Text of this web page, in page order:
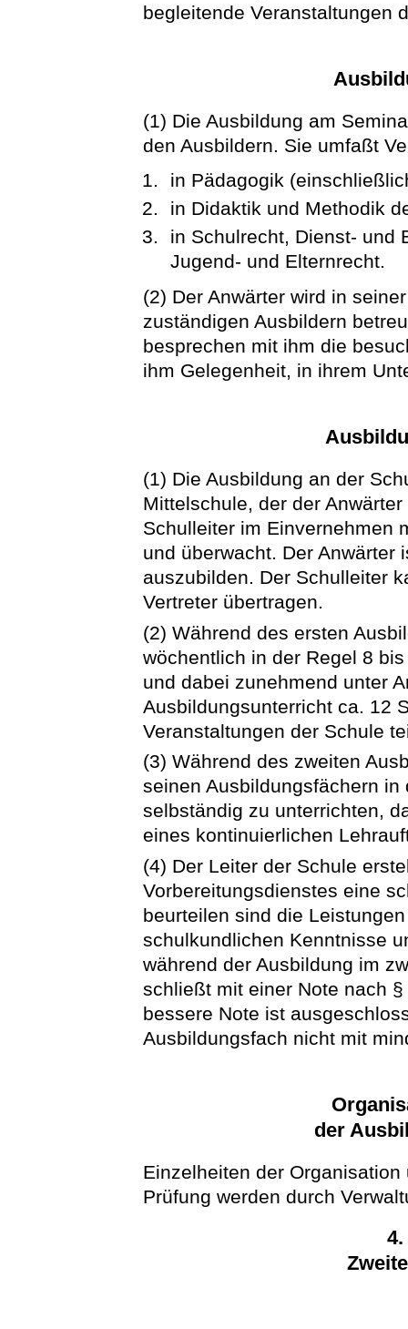
begleitende Veranstaltungen
(1) Die Ausbildung am
den Ausbildern. Sie umfaßt
in Pädagogik
in Didaktik und Methodik
in Schulrecht, Dienst- und
Jugend- und Elternrecht.
(2) Der Anwärter wird in
zuständigen Ausbildern
besprechen mit ihm die
ihm Gelegenheit, in ihrem
(1) Die Ausbildung an der
Mittelschule, der der
Schulleiter im Einvernehmen
und überwacht. Der Anwärter
auszubilden. Der Schulleiter
Vertreter übertragen.
(2) Während des ersten
wöchentlich in der Regel 8
und dabei zunehmend unter
Ausbildungsunterricht ca. 12
Veranstaltungen der Schule
(3) Während des zweiten
seinen Ausbildungsfächern
selbständig zu unterrichten,
eines kontinuierlichen
(4) Der Leiter der Schule
Vorbereitungsdienstes eine
beurteilen sind die
schulkundlichen Kenntnisse
während der Ausbildung im
schließt mit einer Note nach
bessere Note ist
Ausbildungsfach nicht mit
der
Einzelheiten der
Prüfung werden durch